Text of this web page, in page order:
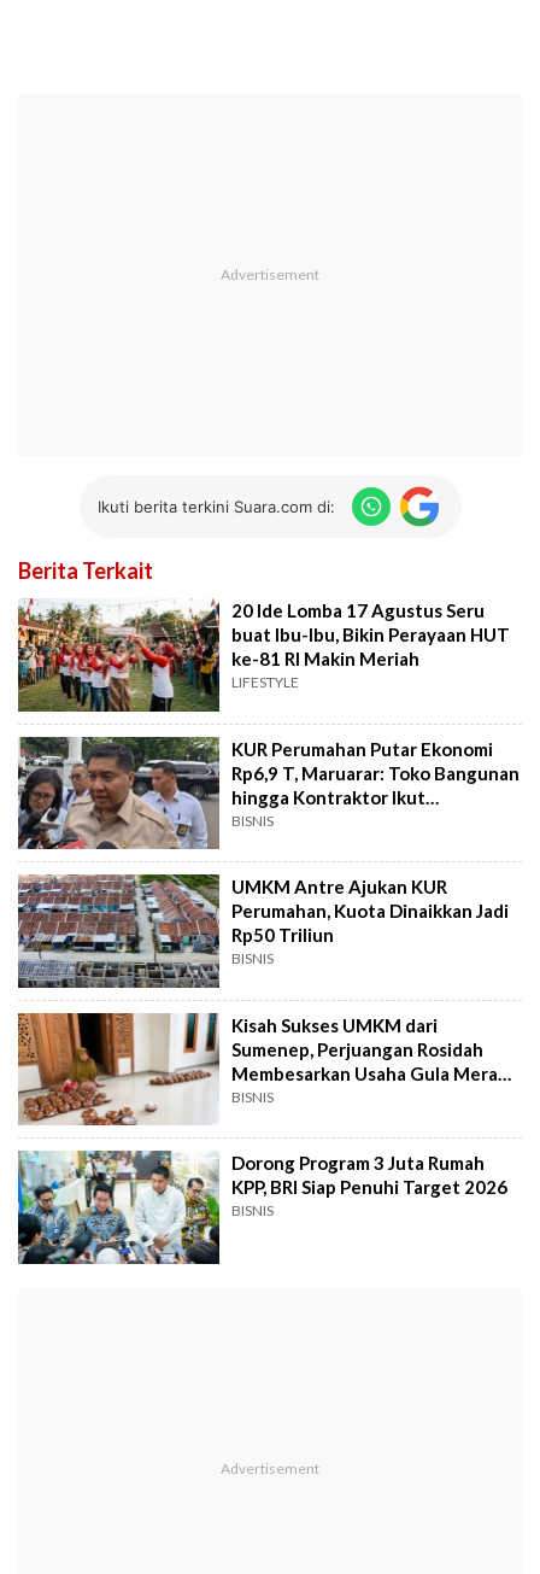
Ikuti berita terkini Suara.com di:
Berita Terkait
20 Ide Lomba 17 Agustus Seru
buat Ibu-Ibu, Bikin Perayaan HUT
ke-81 RI Makin Meriah
LIFESTYLE
KUR Perumahan Putar Ekonomi
Rp6,9 T, Maruarar: Toko Bangunan
hingga Kontraktor Ikut
Terdongkrak
BISNIS
UMKM Antre Ajukan KUR
Perumahan, Kuota Dinaikkan Jadi
Rp50 Triliun
BISNIS
Kisah Sukses UMKM dari
Sumenep, Perjuangan Rosidah
Membesarkan Usaha Gula Merah
Berkat KUR BRI
BISNIS
Dorong Program 3 Juta Rumah
KPP, BRI Siap Penuhi Target 2026
BISNIS